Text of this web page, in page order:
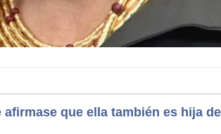
que ella también es hija